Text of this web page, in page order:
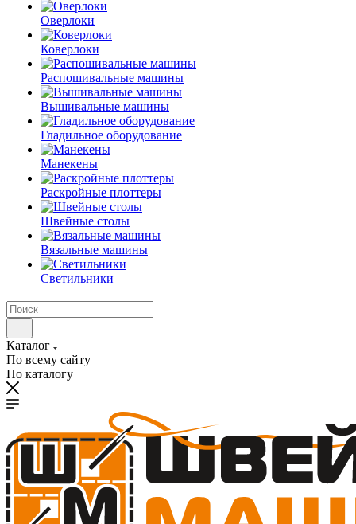
Оверлоки
Коверлоки
Распошивальные машины
Вышивальные машины
Гладильное оборудование
Манекены
Раскройные плоттеры
Швейные столы
Вязальные машины
Светильники
Каталог
По всему сайту
По каталогу